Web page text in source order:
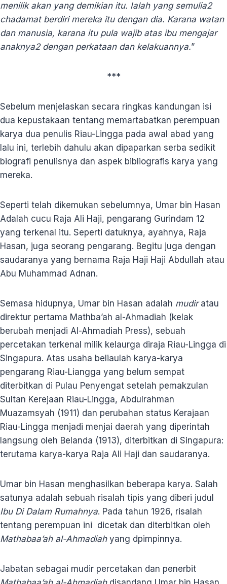
menilik akan yang demikian itu. Ialah yang semulia2
chadamat berdiri mereka itu dengan dia. Karana watan
dan manusia, karana itu pula wajib atas ibu mengajar
anaknya2 dengan perkataan dan kelakuannya.”
***
Sebelum menjelaskan secara ringkas kandungan isi
dua kepustakaan tentang memartabatkan perempuan
karya dua penulis Riau-Lingga pada awal abad yang
lalu ini, terlebih dahulu akan dipaparkan serba sedikit
biografi penulisnya dan aspek bibliografis karya yang
mereka.
Seperti telah dikemukan sebelumnya, Umar bin Hasan
Adalah cucu Raja Ali Haji, pengarang Gurindam 12
yang terkenal itu. Seperti datuknya, ayahnya, Raja
Hasan, juga seorang pengarang. Begitu juga dengan
saudaranya yang bernama Raja Haji Haji Abdullah atau
Abu Muhammad Adnan.
Semasa hidupnya, Umar bin Hasan adalah mudiratau
direktur pertama Mathba’ah al-Ahmadiah (kelak
berubah menjadi Al-Ahmadiah Press), sebuah
percetakan terkenal milik kelaurga diraja Riau-Lingga di
Singapura. Atas usaha beliaulah karya-karya
pengarang Riau-Liangga yang belum sempat
diterbitkan di Pulau Penyengat setelah pemakzulan
Sultan Kerejaan Riau-Lingga, Abdulrahman
Muazamsyah (1911) dan perubahan status Kerajaan
Riau-Lingga menjadi menjai daerah yang diperintah
langsung oleh Belanda (1913), diterbitkan di Singapura:
terutama karya-karya Raja Ali Haji dan saudaranya.
Umar bin Hasan menghasilkan beberapa karya. Salah
satunya adalah sebuah risalah tipis yang diberi judul
Ibu Di Dalam Rumahnya. Pada tahun 1926, risalah
tentang perempuan ini dicetak dan diterbitkan oleh
Mathabaa’ah al-Ahmadiahyang dpimpinnya.
Jabatan sebagai mudir percetakan dan penerbit